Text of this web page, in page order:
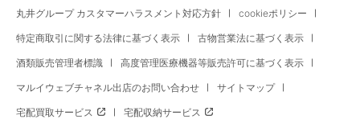
丸井グループ カスタマーハラスメント対応方針 cookieポリシー
特定商取引に関する法律に基づく表示 古物営業法に基づく表示
酒類販売管理者標識 高度管理医療機器等販売許可に基づく表示
マルイウェブチャネル出店のお問い合わせ サイトマップ
宅配買取サービス 宅配収納サービス